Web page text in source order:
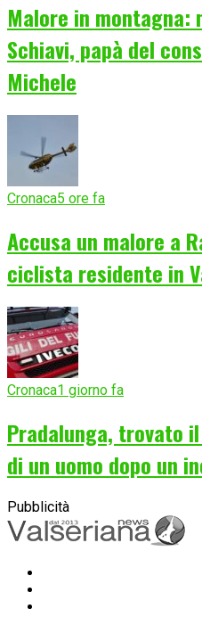
Malore in montagna:
Schiavi, papà del
Michele
Cronaca5 ore fa
Accusa un malore a
ciclista residente in
Cronaca1 giorno fa
Pradalunga, trovato
di un uomo dopo un
Pubblicità